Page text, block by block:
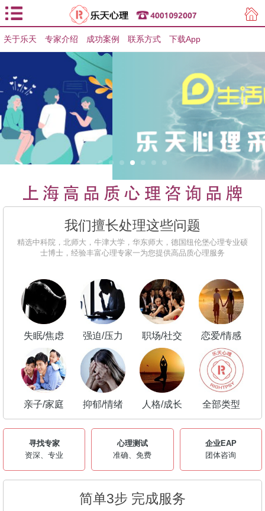
用户登录 用户注册
关于乐天 专家介绍 成功案例 联系方式 下载App
我们擅长处理这些问题
精选中科院，北师大，牛津大学，华东师大，德国纽伦堡心理专业硕
士博士，经验丰富心理专家一为您提供高品质心理服务
失眠/焦虑 强迫/压力 职场/社交 恋爱/情感
亲子/家庭 抑郁/情绪 人格/成长 全部类型
寻找专家
资深、专业
心理测试
准确、免费
企业EAP
团体咨询
简单3步 完成服务